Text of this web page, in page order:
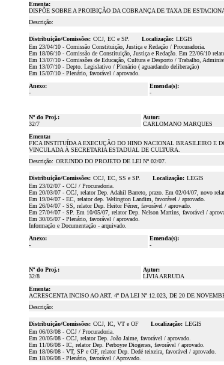
Ementa:
DISPÕE SOBRE A PROIBIÇÃO DA COBRANÇA DE TAXA DE
Descrição:
Distribuição/Comissões: CCJ, EC e SP. Localização: LEGIS
Em 23/04/10 - Comissão Constituição, Justiça e Redação / Procuradoria.
Em 18/06/10 - Comissão de Constituição, Justiça e Redação. Em 22/06/10
Em 13/07/10 - Comissões de Educação, Cultura e Desporto / Trabalho,
Em 13/07/10 - Depto. Legislativo / Plenário ( aguardando deliberação)
Em 15/07/10 - Plenário, favorável / aprovado.
Anexo:
-
Emenda(s):
-
Nº do Proj.:
32/7
Autor:
CARLOMANO MARQUES
Ementa:
FICA INSTITUÍDA A EXECUÇÃO DO HINO NACIONAL BRASILEIRO E
VINCULADA À SECRETARIA ESTADUAL DE CULTURA.
Descrição: ORIUNDO DO PROJETO DE LEI Nº 02/07.
Distribuição/Comissões: CCJ, EC, SS e SP. Localização: LEGIS
Em 23/02/07 - CCJ / Procuradoria.
Em 20/03/07 - CCJ, relator Dep. Adahil Barreto, prazo. Em 02/04/07, novo
Em 19/04/07 - EC, relator dep. Welington Landim, favorável / aprovado.
Em 26/04/07 - SS, relator Dep. Heitor Férrer, favorável / aprovado.
Em 27/04/07 - SP. Em 10/05/07, relator Dep. Nelson Martins, favorável /
Em 30/05/07 - Plenário, favorável / aprovado.
Informação e Documentação - arquivado.
Anexo:
-
Emenda(s):
-
Nº do Proj.:
32/8
Autor:
LÍVIA ARRUDA
Ementa:
ACRESCENTA INCISO AO ART. 4º DA LEI Nº 12.023, DE 20 DE
Descrição:
Distribuição/Comissões: CCJ, IC, VT e OF Localização: LEGIS
Em 06/03/08 - CCJ / Procuradoria.
Em 20/05/08 - CCJ, relator Dep. João Jaime, favorável / aprovado.
Em 11/06/08 - IC, relator Dep. Perboyre Diogenes, favorável / aprovado.
Em 18/06/08 - VT, SP e OF, relator Dep. Dedé teixeira, favorável / aprovado.
Em 18/06/08 - Plenário, favorável / Aprovado.